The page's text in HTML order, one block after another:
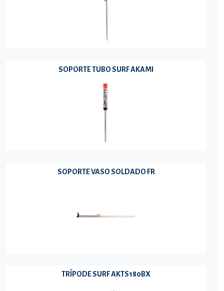
SOPORTE TUBO SURF AKAMI
SOPORTE VASO SOLDADO FR
TRÍPODE SURF AKTS180BX